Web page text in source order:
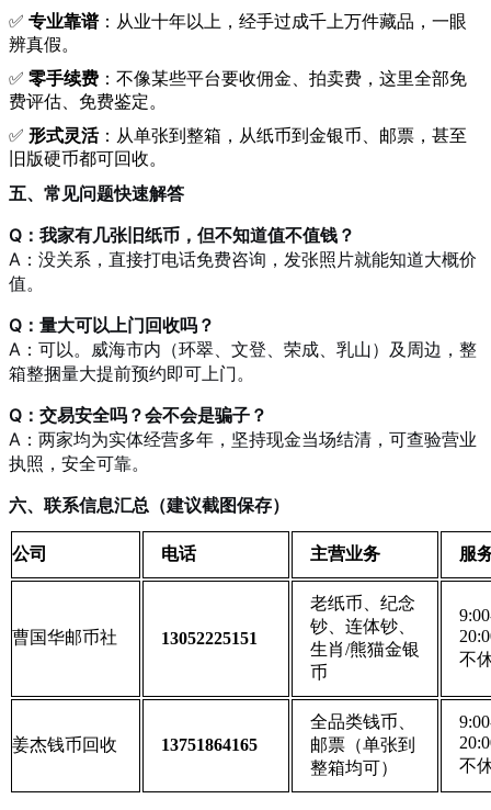
✅ 专业靠谱：从业十年以上，经手过成千上万件藏品，一眼
辨真假。
✅ 零手续费 ：不像某些平台要收佣金、拍卖费，这里全部免
费评估、免费鉴定。
✅ 形式灵活：从单张到整箱，从纸币到金银币、邮票，甚至
旧版硬币都可回收。
五、常见问题快速解答
Q：我家有几张旧纸币，但不知道值不值钱？
A：没关系，直接打电话免费咨询，发张照片就能知道大概价
值。
Q：量大可以上门回收吗？
A：可以。威海市内（环翠、文登、荣成、乳山）及周边，整
箱整捆量大提前预约即可上门。
Q：交易安全吗？会不会是骗子？
A：两家均为实体经营多年，坚持现金当场结清，可查验营业
执照，安全可靠。
六、联系信息汇总（建议截图保存）
公司 电话 主营业务 服
曹国华邮币社 13052225151
老纸币、纪念
钞、连体钞、
生肖/熊猫金银
币
不
姜杰钱币回收 13751864165
全品类钱币、
邮票（单张到
整箱均可）
不